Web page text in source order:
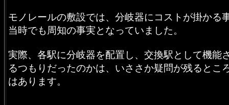
モノレールの敷設では、分岐器にコストが掛かる
当時でも周知の事実となっていました。
実際、各駅に分岐器を配置し、交換駅として機能
るつもりだったのかは、いささか疑問が残るとこ
はあります。